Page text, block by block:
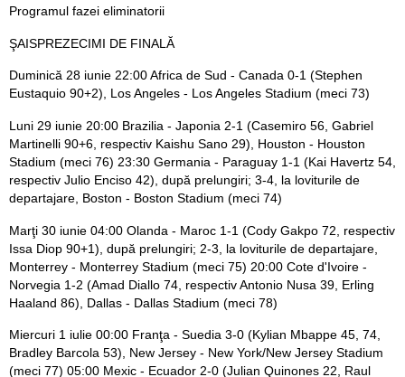
Programul fazei eliminatorii
ŞAISPREZECIMI DE FINALĂ
Duminică 28 iunie 22:00 Africa de Sud - Canada 0-1 (Stephen
Eustaquio 90+2), Los Angeles - Los Angeles Stadium (meci 73)
Luni 29 iunie 20:00 Brazilia - Japonia 2-1 (Casemiro 56, Gabriel
Martinelli 90+6, respectiv Kaishu Sano 29), Houston - Houston
Stadium (meci 76) 23:30 Germania - Paraguay 1-1 (Kai Havertz 54,
respectiv Julio Enciso 42), după prelungiri; 3-4, la loviturile de
departajare, Boston - Boston Stadium (meci 74)
Marţi 30 iunie 04:00 Olanda - Maroc 1-1 (Cody Gakpo 72, respectiv
Issa Diop 90+1), după prelungiri; 2-3, la loviturile de departajare,
Monterrey - Monterrey Stadium (meci 75) 20:00 Cote d'Ivoire -
Norvegia 1-2 (Amad Diallo 74, respectiv Antonio Nusa 39, Erling
Haaland 86), Dallas - Dallas Stadium (meci 78)
Miercuri 1 iulie 00:00 Franţa - Suedia 3-0 (Kylian Mbappe 45, 74,
Bradley Barcola 53), New Jersey - New York/New Jersey Stadium
(meci 77) 05:00 Mexic - Ecuador 2-0 (Julian Quinones 22, Raul